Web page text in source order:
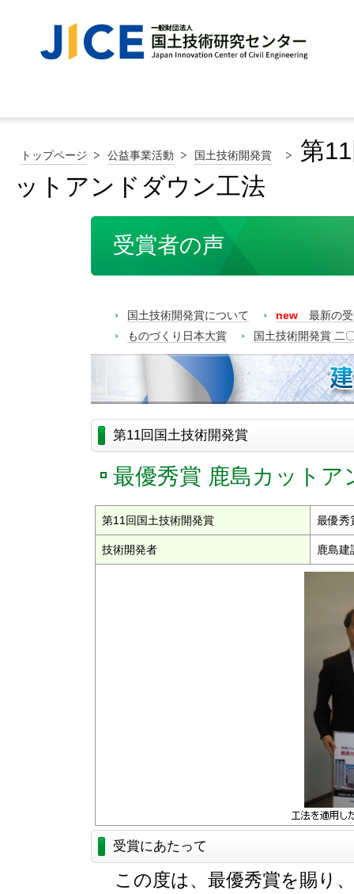
トップページ 公益事業活動 国土技術開発賞
第
ットアンドダウン工法
受賞者の声
国土技術開発賞について new
最新の
ものづくり日本大賞
国土技術開発賞 二
第11回国土技術開発賞
最優秀賞 鹿島カットア
第11回国土技術開発賞 最優秀
技術開発者 鹿島
受賞にあたって
この度は、最優秀賞を賜り